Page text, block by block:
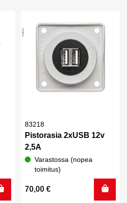
83218
Pistorasia 2xUSB 12v
2,5A
Varastossa (nopea
toimitus)
70,00 €